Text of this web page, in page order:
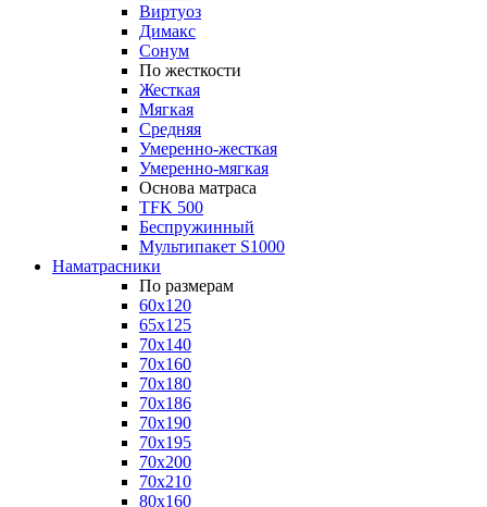
Виртуоз
Димакс
Сонум
По жесткости
Жесткая
Мягкая
Средняя
Умеренно-жесткая
Умеренно-мягкая
Основа матраса
TFK 500
Беспружинный
Мультипакет S1000
Наматрасники
По размерам
60x120
65x125
70x140
70x160
70x180
70x186
70x190
70x195
70x200
70x210
80x160